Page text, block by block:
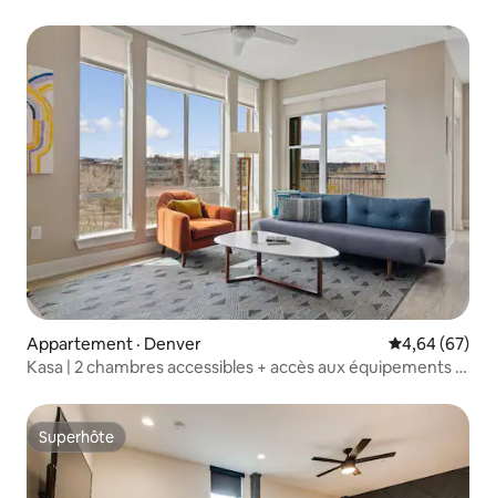
Appartement · Denver Note
4,64 (67)
Kasa | 2 chambres accessibles + accès aux équipements |
Superhôte
Superhôte